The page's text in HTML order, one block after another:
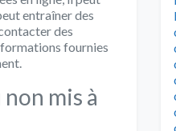
entraîner des
des
fournies
mis à